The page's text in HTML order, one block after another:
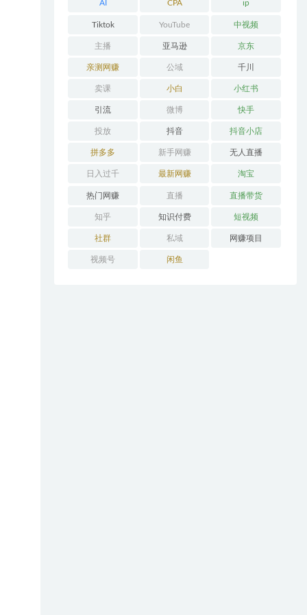
AI CPA ip
Tiktok YouTube 中视频
主播 亚马逊 京东
亲测网赚 公域 千川
卖课 小白 小红书
引流 微博 快手
投放 抖音 抖音小店
拼多多 新手网赚 无人直播
日入过千 最新网赚 淘宝
热门网赚 直播 直播带货
知乎 知识付费 短视频
社群 私域 网赚项目
视频号 闲鱼